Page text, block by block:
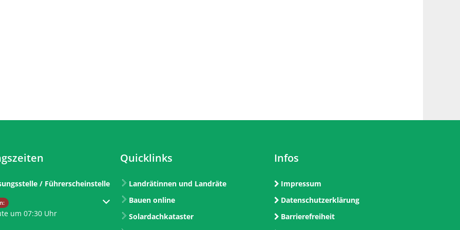
/ Führerscheinstelle
weitere Öffnungs- oder Schließzeiten auszublenden
um 07:30 Uhr
Quicklinks
Landrätinnen und Landräte
Bauen online
Solardachkataster
Infos
Impressum
Datenschutzerklärung
Barrierefreiheit